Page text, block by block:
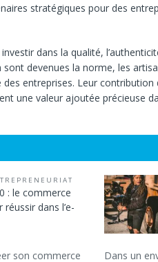
stratégiques pour des
dans la qualité,
sont devenues la norme, les
entreprises. Leur contribution
une valeur ajoutée précieuse
: le commerce
dans l’e-
son commerce Dans un